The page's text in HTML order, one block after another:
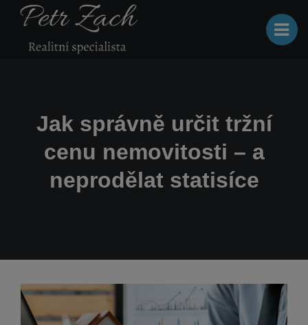
Jak správně určit tržní
cenu nemovitosti – a
neprodělat statisíce